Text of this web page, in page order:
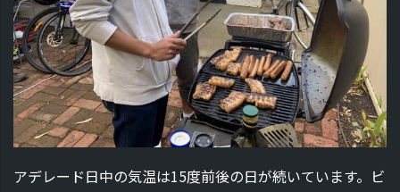
アデレード日中の気温は15度前後の日が続いています。ビ